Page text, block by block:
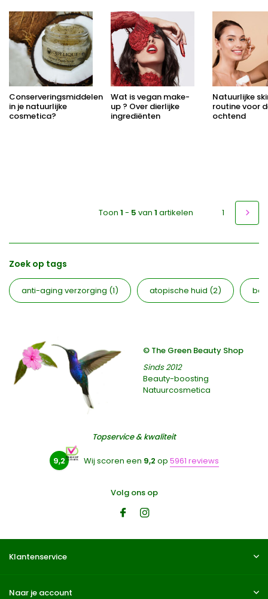
Conserveringsmiddelen
in je natuurlijke
cosmetica?
Wat is vegan make-
up ? Over dierlijke
ingrediënten
Natuurlijke
routine voor
ochtend
Toon 1 - 5 van 1 artikelen 1
Zoek op tags
anti-aging verzorging (1) atopische huid (2)
© The Green Beauty Shop
Sinds 2012
Beauty-boosting
Natuurcosmetica
Topservice & kwaliteit
9,2 Wij scoren een 9,2 op 5961 reviews
Volg ons op
Klantenservice
Naar je account